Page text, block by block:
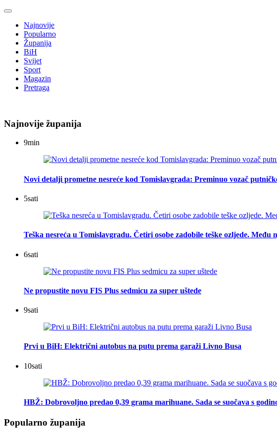
Najnovije
Popularno
Županija
BiH
Svijet
Sport
Magazin
Pretraga
Najnovije županija
9min
Novi detalji prometne nesreće kod Tomislavgrada: Preminuo vozač
5sati
Teška nesreća u Tomislavgradu. Četiri osobe zadobile teške ozljede. Među
6sati
Ne propustite novu FIS Plus sedmicu za super uštede
9sati
Prvi u BiH: Električni autobus na putu prema garaži Livno Busa
10sati
HBŽ: Dobrovoljno predao 0,39 grama marihuane. Sada se suočava s
Popularno županija